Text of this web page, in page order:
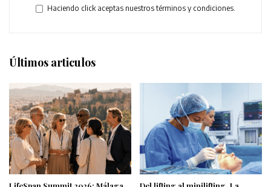
Haciendo click aceptas nuestros términos y condiciones.
Últimos articulos